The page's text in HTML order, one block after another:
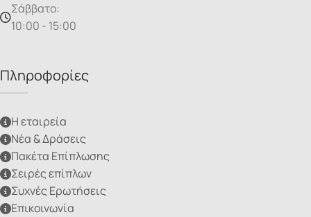
Σάββατο:
10:00 - 15:00
Πληροφορίες
Η εταιρεία
Νέα & Δράσεις
Πακέτα Επίπλωσης
Σειρές επίπλων
Συχνές Ερωτήσεις
Επικοινωνία